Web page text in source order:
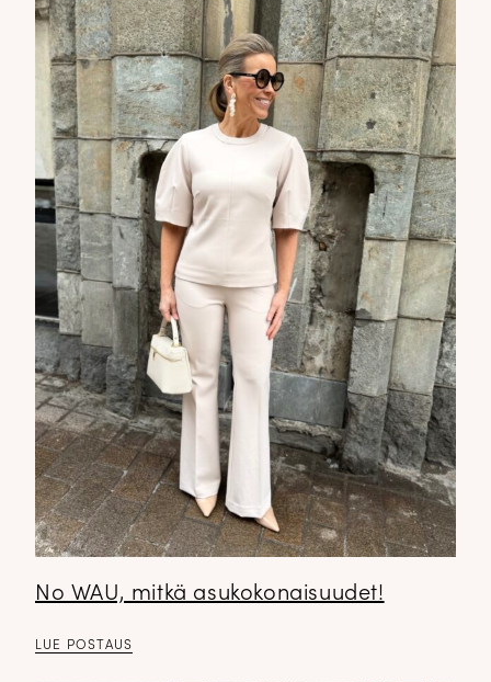
No WAU, mitkä asukokonaisuudet!
LUE POSTAUS
Tilaa tyylikirje ja inspiroidu ajattomasta tyylistä sekä uusista
näkökulmista pukeutumiseen — arkeen ja juhlaan. Uutiset,
uutuudet ja ajattomat ideat saapuvat suoraan sähköpostiisi!
Tilaa tyylikirje